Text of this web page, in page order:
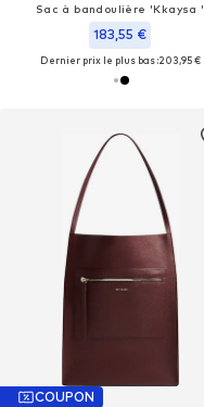
Sac à bandoulière 'Kkaysa '
183,55 €
Dernier prix le plus bas :203,95 €
COUPON